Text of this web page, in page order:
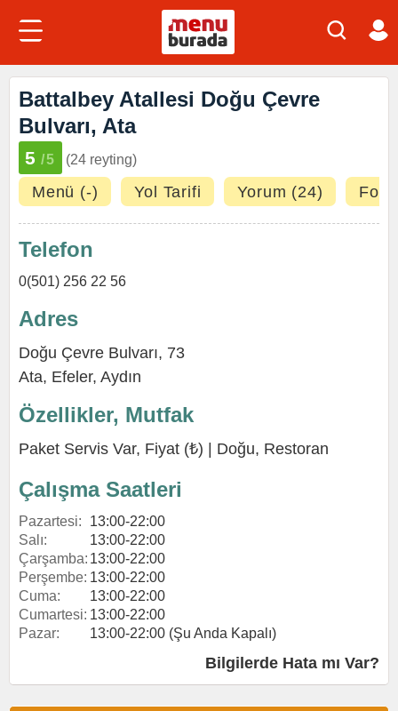
Battalbey Atallesi Doğu Çevre
Bulvarı, Ata
5 /5 (24 reyting)
Menü (-) Yol Tarifi Yorum (24)
Telefon
0(501) 256 22 56
Adres
Doğu Çevre Bulvarı, 73
Ata, Efeler, Aydın
Özellikler, Mutfak
Paket Servis Var, Fiyat (₺) | Doğu, Restoran
Çalışma Saatleri
Pazartesi:
13:00-22:00
Salı:
13:00-22:00
Çarşamba: 13:00-22:00
Perşembe: 13:00-22:00
Cuma:
13:00-22:00
Cumartesi: 13:00-22:00
Pazar:
13:00-22:00 (Şu Anda Kapalı)
Bilgilerde Hata mı Var?